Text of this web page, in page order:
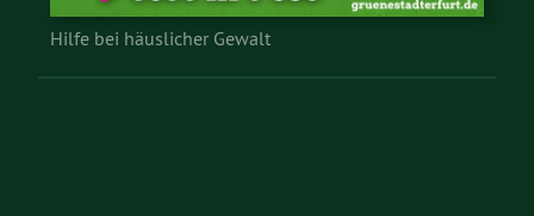
Hilfe bei häuslicher Gewalt